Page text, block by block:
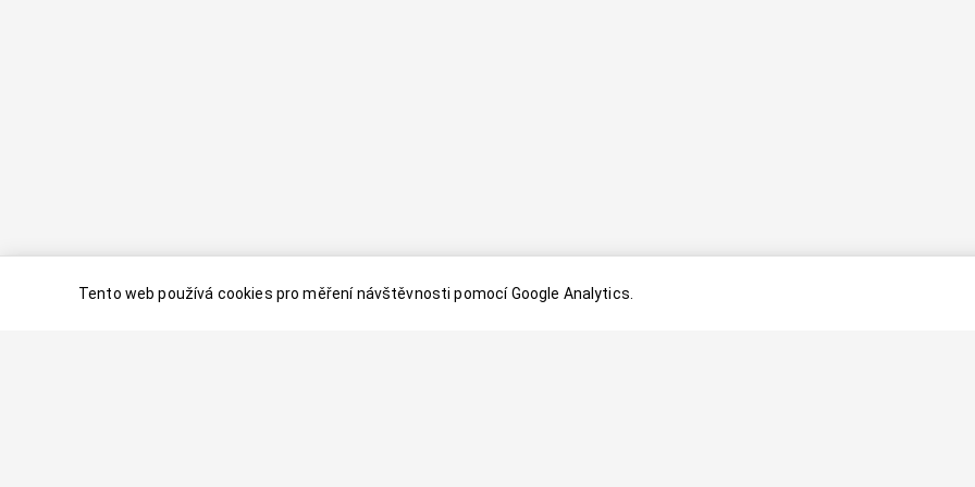
Tento web používá cookies pro měření návštěvnosti pomocí Google Analytics.